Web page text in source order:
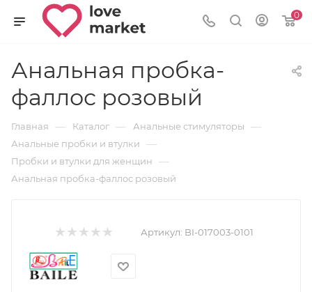
0
Анальная пробка-
фаллос розовый
Главная — Каталог — Анальные стимуляторы —
Анальные пробки и втулки —
Пробки и втулки для женщин —
Анальная пробка-фаллос розовый
Артикул: BI-017003-0101